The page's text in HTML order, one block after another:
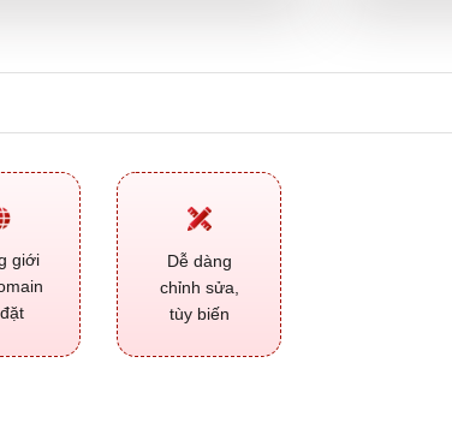
giới
Dễ dàng
chỉnh sửa,
tùy biến